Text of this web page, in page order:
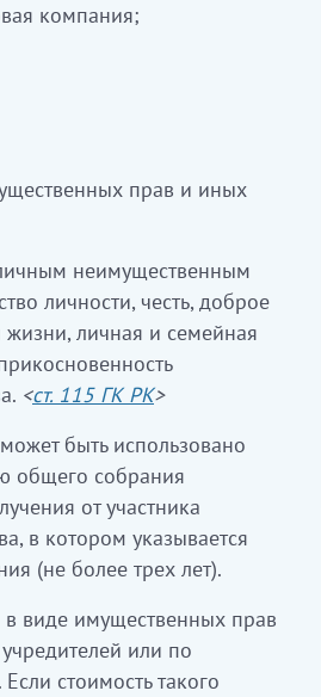
компания;
прав и иных
неимущественным
личности, честь, доброе
жизни, личная и семейная
<ст. 115 ГК РК>
быть использовано
общего собрания
от участника
в котором указывается
(не более трех лет).
виде имущественных прав
или по
стоимость такого